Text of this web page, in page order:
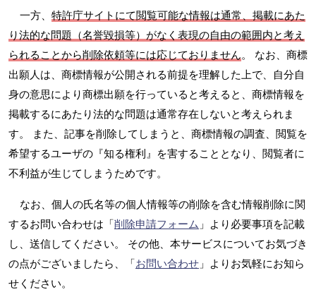
一方、 特許庁サイトにて閲覧可能な情報は通常、掲載にあた
り法的な問題（名誉毀損等）がなく表現の自由の範囲内と考え
られることから削除依頼等には応じておりません。 なお、商標
出願人は、商標情報が公開される前提を理解した上で、自分自
身の意思により商標出願を行っていると考えると、商標情報を
掲載するにあたり法的な問題は通常存在しないと考えられま
す。 また、記事を削除してしまうと、商標情報の調査、閲覧を
希望するユーザの『知る権利』を害することとなり、閲覧者に
不利益が生じてしまうためです。
なお、個人の氏名等の個人情報等の削除を含む情報削除に関
するお問い合わせは「削除申請フォーム 」より必要事項を記載
し、送信してください。 その他、本サービスについてお気づき
の点がございましたら、「お問い合わせ 」よりお気軽にお知ら
せください。